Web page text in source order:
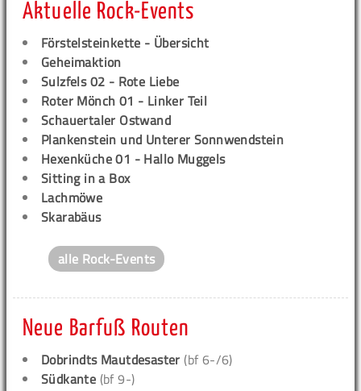
Aktuelle Rock-Events
Förstelsteinkette - Übersicht
Geheimaktion
Sulzfels 02 - Rote Liebe
Roter Mönch 01 - Linker Teil
Schauertaler Ostwand
Plankenstein und Unterer Sonnwendstein
Hexenküche 01 - Hallo Muggels
Sitting in a Box
Lachmöwe
Skarabäus
alle Rock-Events
Neue Barfuß Routen
Dobrindts Mautdesaster (bf 6-/6)
Südkante (bf 9-)